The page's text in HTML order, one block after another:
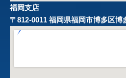
福岡支店
〒812-0011 福岡県福岡市博多区博